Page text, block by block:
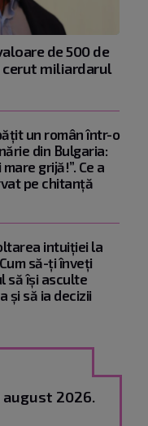
de 500 de
cerut miliardarul
un român într-o
din Bulgaria:
mare grijă!”. Ce a
pe chitanță
intuiției la
să-ți înveți
să își asculte
și să ia decizii
august 2026.